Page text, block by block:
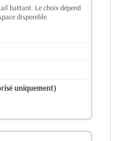
battant. Le choix dépend
disponible.
uniquement)